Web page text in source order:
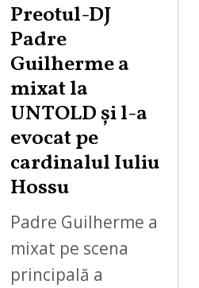
,
2
Preotul-DJ
Padre
Guilherme a
mixat la
UNTOLD și l-a
evocat pe
cardinalul Iuliu
Hossu
Padre Guilherme a
mixat pe scena
principală a